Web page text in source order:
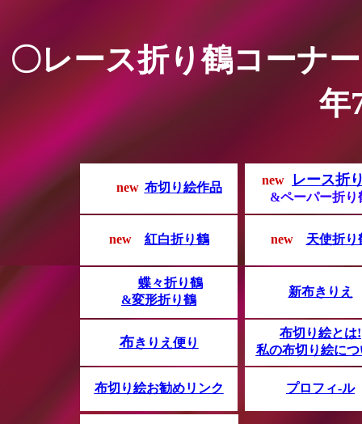
〇レース折り鶴コーナ
年
newe 布切り絵作品
new レース折
&ペーパー折り
newne 紅白折り鶴 newne 天使折り
蝶々折り鶴
&変形折り鶴
新布きりえ
布きりえ便り
布切り絵とは!
私の布切り絵につ
布切り絵お勧めリンク プロフィ-ル